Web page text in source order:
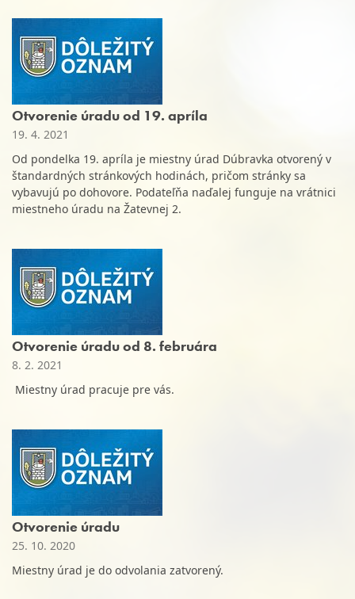
Otvorenie úradu od 19. apríla
19. 4. 2021
Od pondelka 19. apríla je miestny úrad Dúbravka otvorený v
štandardných stránkových hodinách, pričom stránky sa
vybavujú po dohovore. Podateľňa naďalej funguje na vrátnici
miestneho úradu na Žatevnej 2.
Otvorenie úradu od 8. februára
8. 2. 2021
Miestny úrad pracuje pre vás.
Otvorenie úradu
25. 10. 2020
Miestny úrad je do odvolania zatvorený.